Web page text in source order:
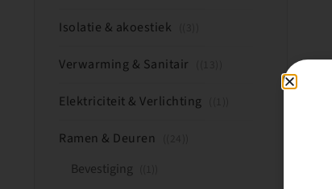
Isolatie & akoestiek
Verwarming & Sanitair
Elektriciteit & Verlichting
Ramen & Deuren
Bevestiging